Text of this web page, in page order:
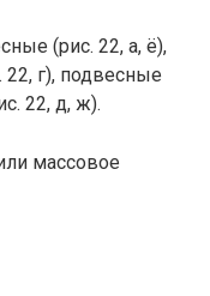
(рис. 22, а, ё),
г), подвесные
22, д, ж).
массовое